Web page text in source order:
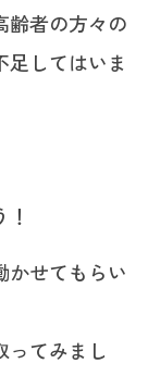
齢者の方々の
足してはいま
かせてもらい
ってみまし